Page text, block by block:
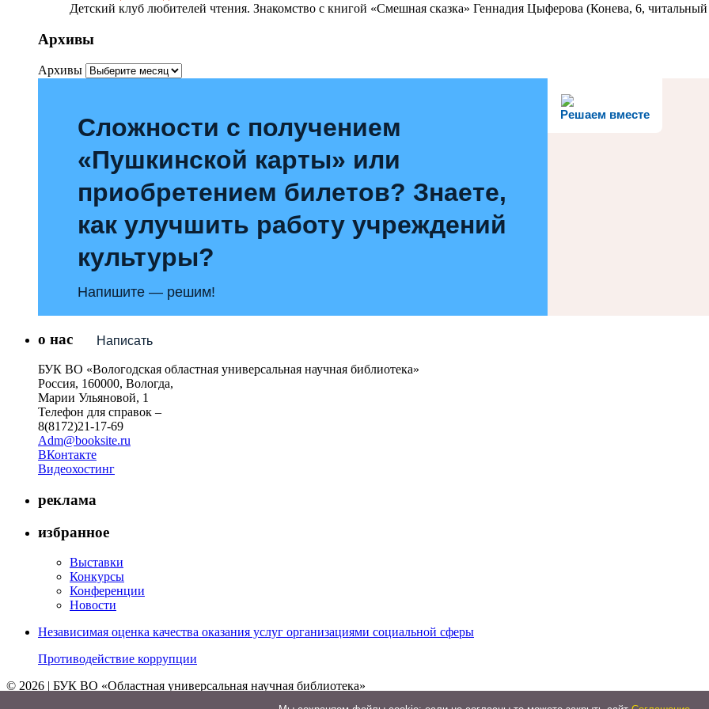
Детский клуб любителей чтения. Знакомство с книгой «Смешная сказка» Геннадия Цыферова (Конева, 6, читальный
Архивы
Архивы
Решаем вместе
Сложности с получением
«Пушкинской карты» или
приобретением билетов? Знаете,
как улучшить работу учреждений
культуры?
Напишите — решим!
Написать
о нас
БУК ВО «Вологодская областная универсальная научная библиотека»
Россия, 160000, Вологда,
Марии Ульяновой, 1
Телефон для справок –
8(8172)21-17-69
Adm@booksite.ru
ВКонтакте
Видеохостинг
реклама
избранное
Выставки
Конкурсы
Конференции
Новости
Независимая оценка качества оказания услуг организациями социальной сферы
Противодействие коррупции
© 2026 | БУК ВО «Областная универсальная научная библиотека»